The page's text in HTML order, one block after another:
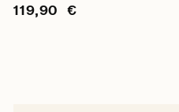
119,90 €